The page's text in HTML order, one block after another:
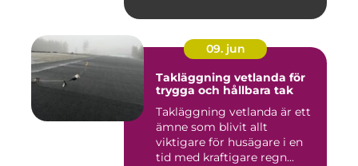
09. jun
Takläggning vetlanda för
trygga och hållbara tak
Takläggning vetlanda är ett
ämne som blivit allt
viktigare för husägare i en
tid med kraftigare regn...